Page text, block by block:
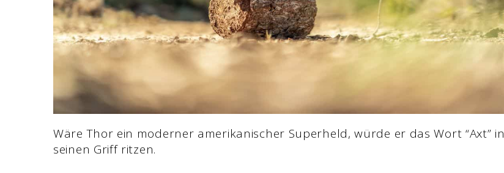
Wäre Thor ein moderner amerikanischer Superheld, würde er das Wort “Axt” in
seinen Griff ritzen.